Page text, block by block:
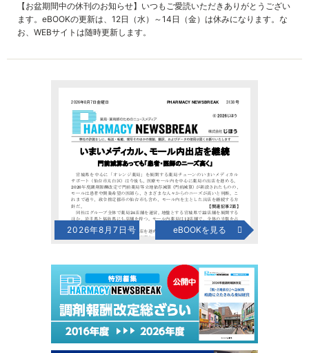
【お盆期間中の休刊のお知らせ】いつもご愛読いただきありがとうござい
ます。eBOOKの更新は、12日（水）～14日（金）は休みになります。な
お、WEBサイトは随時更新します。
2026年8月7日号 eBOOKを見る